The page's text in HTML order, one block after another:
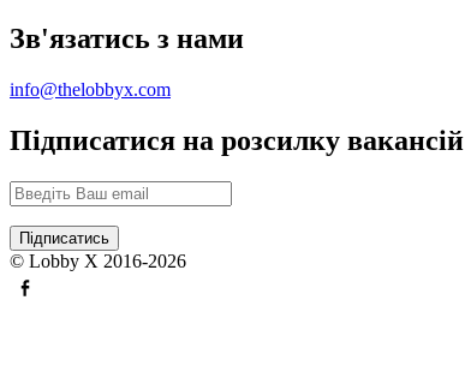
Зв'язатись з нами
info@thelobbyx.com
Підписатися на розсилку вакансій
© Lobby X 2016-2026